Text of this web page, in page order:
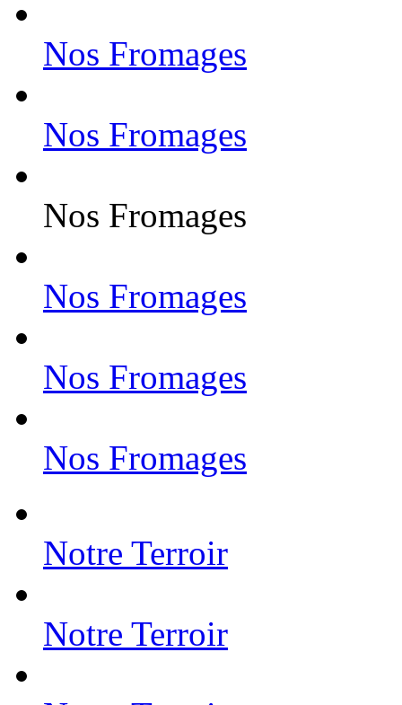
Nos Fromages
Nos Fromages
Nos Fromages
Nos Fromages
Nos Fromages
Nos Fromages
Notre Terroir
Notre Terroir